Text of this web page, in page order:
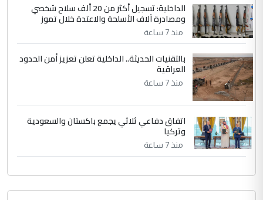
الداخلية: تسجيل أكثر من 20 ألف سلاح شخصي
ومصادرة آلاف الأسلحة والاعتدة خلال تموز
منذ 7 ساعة
بالتقنيات الحديثة.. الداخلية تعلن تعزيز أمن الحدود
العراقية
منذ 7 ساعة
اتفاق دفاعي ثلاثي يجمع باكستان والسعودية
وتركيا
منذ 7 ساعة